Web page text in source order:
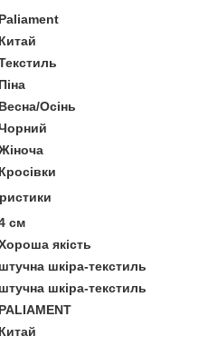
Paliament
Китай
Піна
Весна/Осінь
Кросівки
см
якість
штучна шкіра-текстиль
штучна шкіра-текстиль
PALIAMENT
Китай